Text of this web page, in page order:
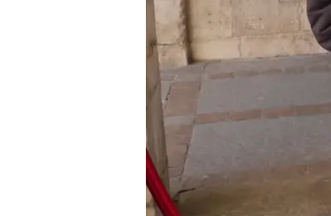
Guillermo se
no lo sabe'tras
decisión firme.
intuición para
del formato.
En el momento
responder a